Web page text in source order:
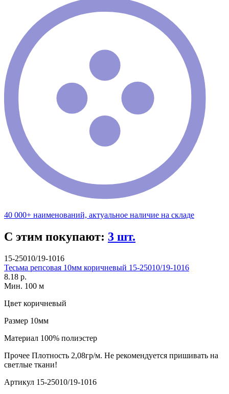
40 000+ наименований, актуальное наличие на складе
С этим покупают: 3 шт.
15-25010/19-1016
Тесьма репсовая 10мм коричневый 15-25010/19-1016
8.18 р.
Мин. 100 м
Цвет коричневый
Размер 10мм
Материал 100% полиэстер
Прочее Плотность 2,08гр/м. Не рекомендуется пришивать на
светлые ткани!
Артикул 15-25010/19-1016